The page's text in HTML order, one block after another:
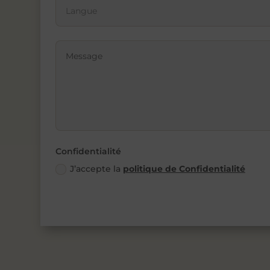
Confidentialité
J’accepte la politique de Confidentialité